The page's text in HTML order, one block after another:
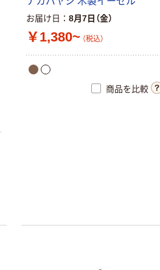
お届け日 8月7日（金）
￥1,380~ （税込）
商品を比較